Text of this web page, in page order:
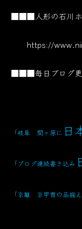
■■■人形の石川
https://
■■■毎日ブログ
「岐阜 関ヶ原に 日
「ブログ連続書き込み
「京雛 京甲冑の品揃